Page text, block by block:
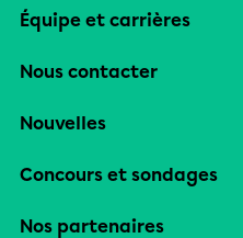
Équipe et carrières
Nous contacter
Nouvelles
Concours et sondages
Nos partenaires